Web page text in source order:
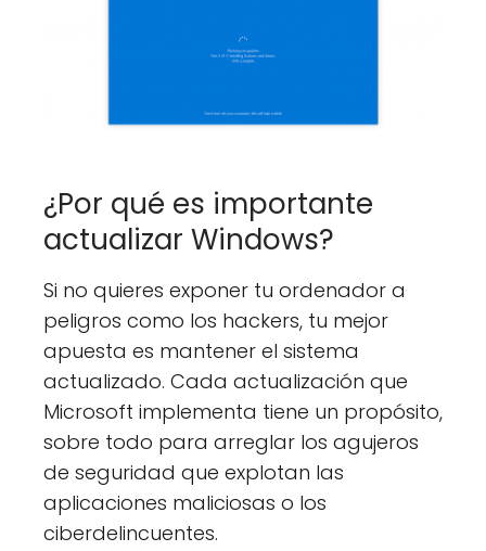
¿Por qué es importante
actualizar Windows?
Si no quieres exponer tu ordenador a
peligros como los hackers, tu mejor
apuesta es mantener el sistema
actualizado. Cada actualización que
Microsoft implementa tiene un propósito,
sobre todo para arreglar los agujeros
de seguridad que explotan las
aplicaciones maliciosas o los
ciberdelincuentes.